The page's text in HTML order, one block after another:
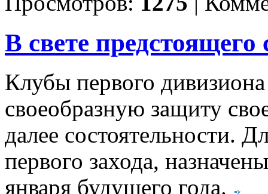
В свете предстоящего
Клубы первого
своеобразную защиту
далее состоятельности.
первого захода,
января будущего года.